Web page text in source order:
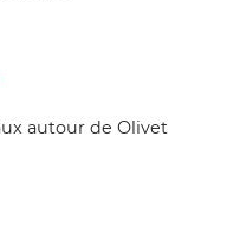
autour de Olivet